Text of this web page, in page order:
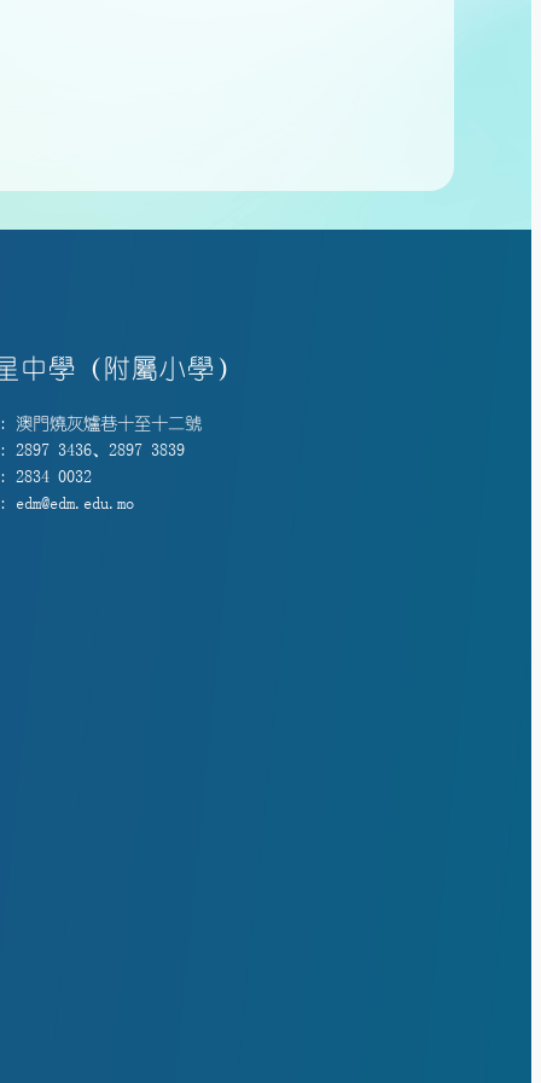
中學（附屬小學）
澳門燒灰爐巷十至十二號
2897 3436、2897 3839
2834 0032
edm@edm.edu.mo